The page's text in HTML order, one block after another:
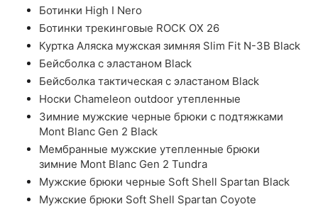
Ботинки High I Nero
Ботинки трекинговые ROCK OX 26
Куртка Аляска мужская зимняя Slim Fit N-3B Black
Бейсболка с эластаном Black
Бейсболка тактическая с эластаном Black
Носки Chameleon outdoor утепленные
Зимние мужские черные брюки с подтяжками
Mont Blanc Gen 2 Black
Мембранные мужские утепленные брюки
зимние Mont Blanc Gen 2 Tundra
Мужские брюки черные Soft Shell Spartan Black
Мужские брюки Soft Shell Spartan Coyote